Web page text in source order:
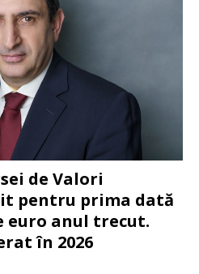
de Valori
pentru prima dată
euro anul trecut.
în 2026